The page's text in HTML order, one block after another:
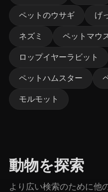
ペットのウサギ げ
ネズミ ペットマウ
ロップイヤーラビット
ペットハムスター
モルモット
動物を探索
より広い検索のために他